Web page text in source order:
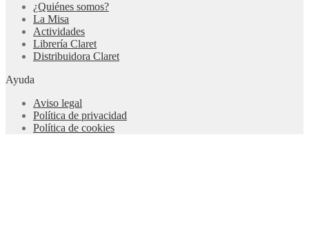
¿Quiénes somos?
La Misa
Actividades
Librería Claret
Distribuidora Claret
Ayuda
Aviso legal
Política de privacidad
Política de cookies